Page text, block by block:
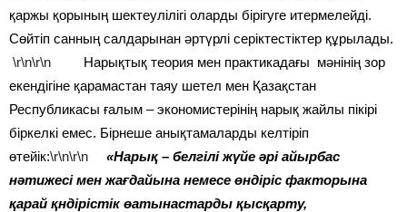
қаржы қорының шектеулілігі оларды бірігуге итермелейді.
Сөйтіп санның салдарынан әртүрлі серіктестіктер құрылады.
\r\n\r\n Нарықтық теория мен практикадағы мәнінің зор
екендігіне қарамастан таяу шетел мен Қазақстан
Республикасы ғалым – экономистерінің нарық жайлы пікірі
біркелкі емес. Бірнеше анықтамаларды келтіріп
өтейік:\r\n\r\n
«Нарық – белгілі жүйе әрі айырбас
нәтижесі мен жағдайына немесе өндіріс факторына
қарай қндірістік өатынастарды қысқарту,